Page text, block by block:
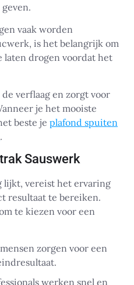
vaak worden
is het belangrijk om
drogen voordat het
verflaag en zorgt voor
je het mooiste
beste je plafond spuiten
.
Sauswerk
lijkt, vereist het ervaring
resultaat te bereiken.
te kiezen voor een
zorgen voor een
werken snel en